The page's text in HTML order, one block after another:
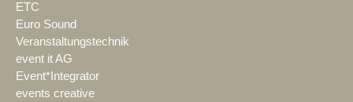
ETC
Euro Sound
Veranstaltungstechnik
event it AG
Event*Integrator
events creative